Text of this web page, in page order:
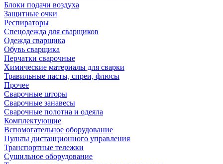
Блоки подачи воздуха
Защитные очки
Респираторы
Спецодежда для сварщиков
Одежда сварщика
Обувь сварщика
Перчатки сварочные
Химические материалы для сварки
Травильные пасты, спреи, флюсы
Прочее
Сварочные шторы
Сварочные занавесы
Сварочные полотна и одеяла
Комплектующие
Вспомогательное оборудование
Пульты дистанционного управления
Транспортные тележки
Сушильное оборудование